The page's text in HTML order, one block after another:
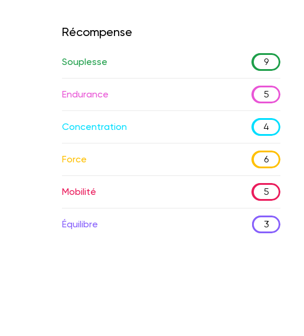
Récompense
Souplesse 9
Endurance 5
Concentration 4
Force 6
Mobilité 5
Équilibre 3